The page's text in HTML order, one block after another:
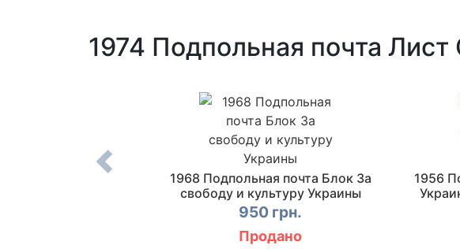
1974 Подпольная почта
1968 Подпольная почта Блок За
свободу и культуру Украины
950 грн.
Продано
1956